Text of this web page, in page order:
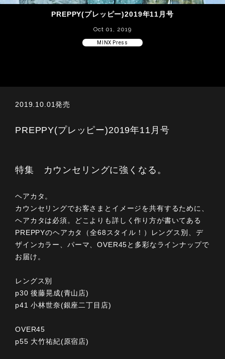
PREPPY(プレッピー)2019年11月号
Oct 01, 2019
MINX Press
2019.10.01発売
PREPPY(プレッピー)2019年11月号
特集 カウンセリングに強くなる。
ヘアカタ。
カウンセリングでお客さまとイメージを共有するために、
ヘアカタは必須。どこよりも詳しく作り方が書いてある
PREPPYのヘアカタ（全68スタイル！）レングス別、デ
ザインカラー、パーマ、OVER45と多彩なラインナップで
お届け。
レングス別
p30 後藤晃成(青山店)
p41 小林世奈(銀座二丁目店)
OVER45
p55 大竹祐紀(原宿店)